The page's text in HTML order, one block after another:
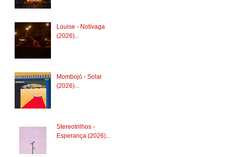
Louise - Notívaga
(2026)...
Mombojó - Solar
(2026)...
Stereotrilhos -
Esperança (2026)...